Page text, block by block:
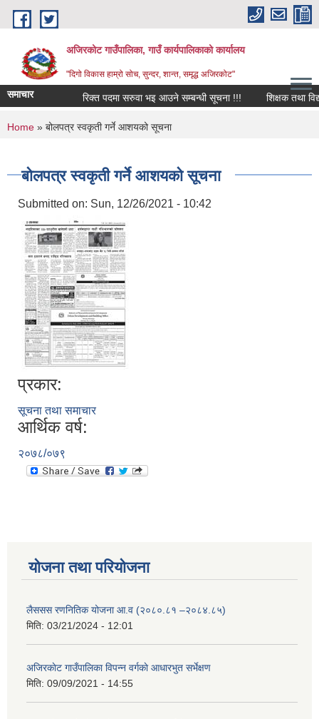
Skip to main content
अजिरकोट गाउँपालिका, गाउँ कार्यपालिकाको कार्यालय
"दिगो विकास हाम्रो सोच, सुन्दर, शान्त, समृद्ध अजिरकोट"
समाचार रिक्त पदमा सरुवा भइ आउने सम्बन्धी सूचना !!! शिक्षक तथा
You are here
Home » बोलपत्र स्वकृती गर्ने आशयको सूचना
बोलपत्र स्वकृती गर्ने आशयको सूचना
Submitted on: Sun, 12/26/2021 - 10:42
प्रकार:
सूचना तथा समाचार
आर्थिक वर्ष:
२०७८/०७९
योजना तथा परियोजना
लैससस रणनितिक योजना आ.व (२०८०.८१ –२०८४.८५)
मिति: 03/21/2024 - 12:01
अजिरकाेट गाउँपालिका विपन्न वर्गकाे आधारभुत सर्भेक्षण
मिति: 09/09/2021 - 14:55